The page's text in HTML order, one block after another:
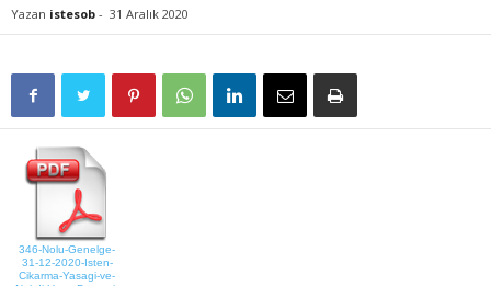
Yazan istesob - 31 Aralık 2020
346-Nolu-Genelge-
31-12-2020-Isten-
Cikarma-Yasagi-ve-